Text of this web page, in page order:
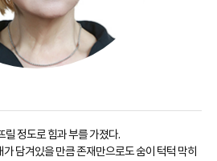
릴 정도로 힘과 부를 가졌다.
담겨있을 만큼 존재만으로도 숨이 턱턱 막히